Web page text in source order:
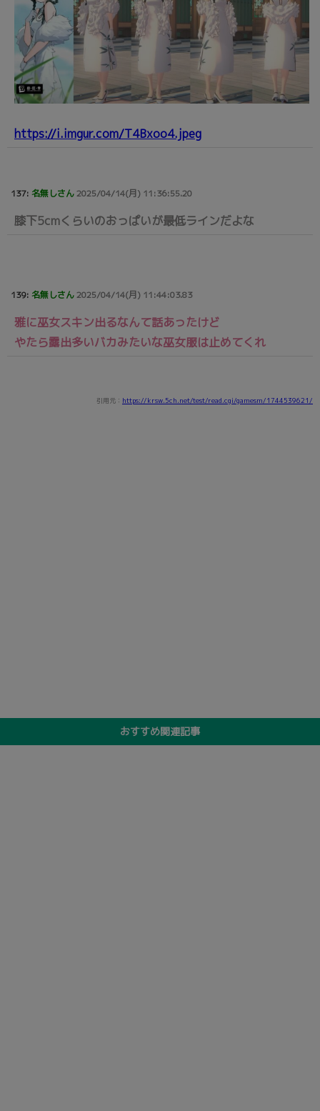
https://i.imgur.com/T4Bxoo4.jpeg
137: 名無しさん2025/04/14(月) 11:36:55.20
膝下5cmくらいのおっぱいが最低ラインだよな
139: 名無しさん2025/04/14(月) 11:44:03.83
雅に巫女スキン出るなんて話あったけど
やたら露出多いバカみたいな巫女服は止めてくれ
引用元： https://krsw.5ch.net/test/read.cgi/gamesm/1744539621/
おすすめ関連記事